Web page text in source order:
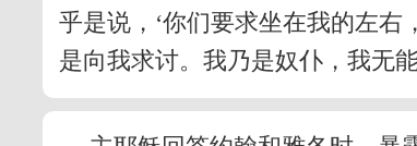
乎是说，‘你们要求坐在我的左
是向我求讨。我乃是奴仆，我无